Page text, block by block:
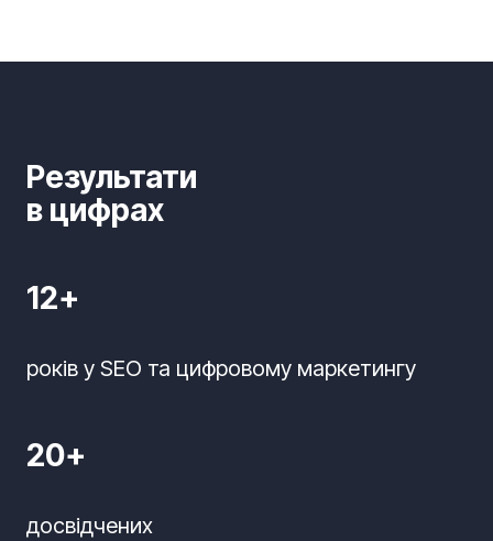
Результати
в цифрах
12+
років у SEO та цифровому маркетингу
20+
досвідчених